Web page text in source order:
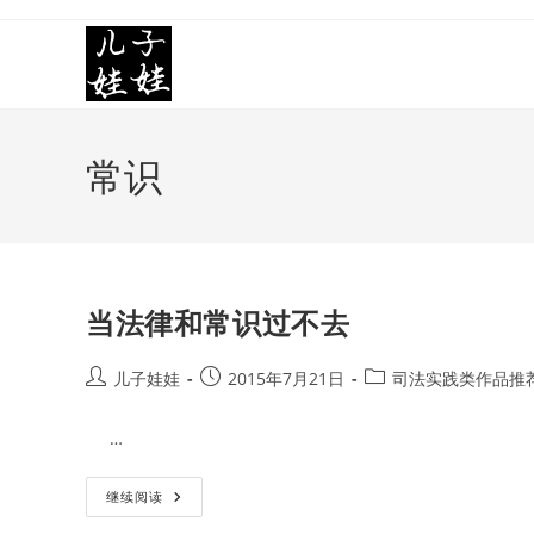
常识
当法律和常识过不去
Post儿子娃娃
Post2015年7月21日
Post司法实践类作品推
…
继续阅读 当
法